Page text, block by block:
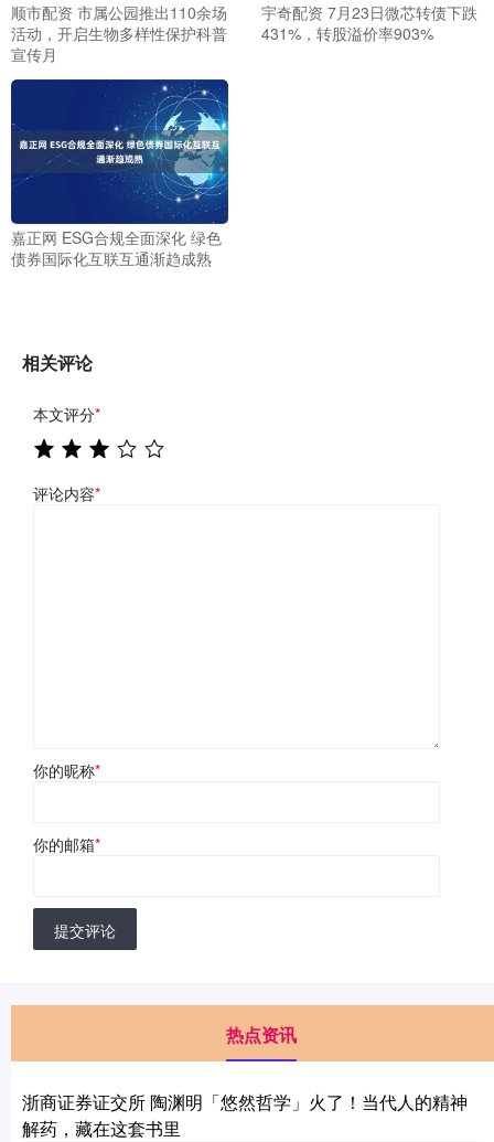
顺市配资 市属公园推出110余场
活动，开启生物多样性保护科普
宣传月
宇奇配资 7月23日微芯转债下跌
431%，转股溢价率903%
嘉正网 ESG合规全面深化 绿色
债券国际化互联互通渐趋成熟
相关评论
本文评分*
评论内容*
你的昵称*
你的邮箱*
提交评论
热点资讯
浙商证券证交所 陶渊明「悠然哲学」火了！当代人的精神
解药，藏在这套书里